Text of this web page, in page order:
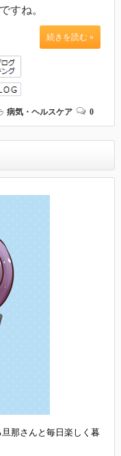
すね。
続きを読む »
病気・ヘルスケア 0
那さんと毎日楽しく暮